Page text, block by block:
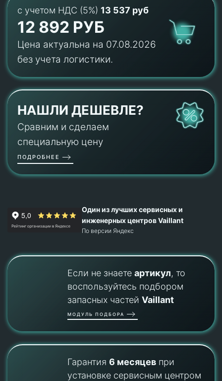
с учетом НДС (5%) 13 537 руб
12 892 РУБ
Цена актуальна на 07.08.2026
без учета логистики.
НАШЛИ ДЕШЕВЛЕ?
Сравним и сделаем
специальную цену
ПОДРОБНЕЕ
Один из лучших сервисных и
инженерных центров Vaillant
По версии Яндекс
Если не знаете артикул, то
воспользуйтесь подбором
запасных частей Vaillant
МОДУЛЬ ПОДБОРА
Гарантия 6 месяцевпри
установке сервисным центром